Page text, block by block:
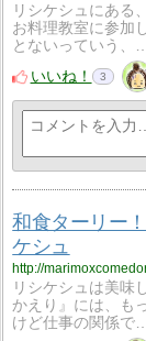
リシケシュにある
お料理教室に参加
とないっていう、…
いいね！
3
和食ターリー
ケシュ
http://
リシケシュは美味
かえり』には、も
けど仕事の関係で